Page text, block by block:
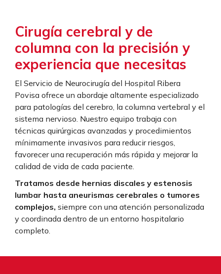
Cirugía cerebral y de
columna con la precisión y
experiencia que necesitas
El Servicio de Neurocirugía del Hospital Ribera
Povisa ofrece un abordaje altamente especializado
para patologías del cerebro, la columna vertebral y el
sistema nervioso. Nuestro equipo trabaja con
técnicas quirúrgicas avanzadas y procedimientos
mínimamente invasivos para reducir riesgos,
favorecer una recuperación más rápida y mejorar la
calidad de vida de cada paciente.
Tratamos desde hernias discales y estenosis
lumbar hasta aneurismas cerebrales o tumores
complejos, siempre con una atención personalizada
y coordinada dentro de un entorno hospitalario
completo.